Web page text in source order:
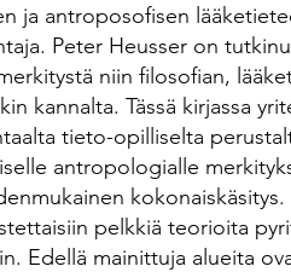
ja antroposofisen
Peter Heusser on
niin filosofian,
kannalta. Tässä kirjassa
tieto-opilliselta
antropologialle
kokonaiskäsitys.
pelkkiä teorioita
Edellä mainittuja alueita